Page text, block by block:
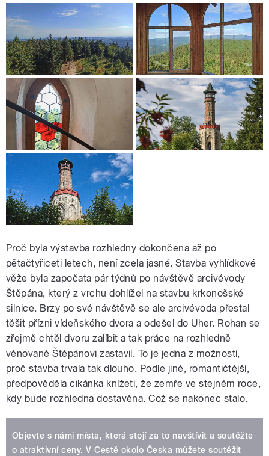
Proč byla výstavba rozhledny dokončena až po
pětačtyřiceti letech, není zcela jasné. Stavba vyhlídkové
věže byla započata pár týdnů po návštěvě arcivévody
Štěpána, který z vrchu dohlížel na stavbu krkonošské
silnice. Brzy po své návštěvě se ale arcivévoda přestal
těšit přízni vídeňského dvora a odešel do Uher. Rohan se
zřejmě chtěl dvoru zalíbit a tak práce na rozhledně
věnované Štěpánovi zastavil. To je jedna z možností,
proč stavba trvala tak dlouho. Podle jiné, romantičtější,
předpověděla cikánka knížeti, že zemře ve stejném roce,
kdy bude rozhledna dostavěna. Což se nakonec stalo.
Objevte s námi místa, která stojí za to navštívit a soutěžte
o atraktivní ceny. VCestě okolo Česka můžete soutěžit